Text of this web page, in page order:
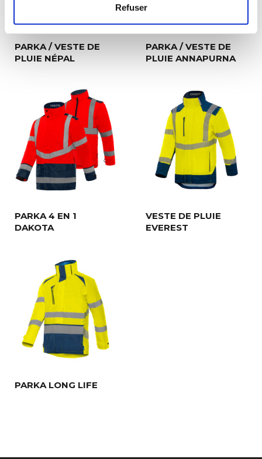
Refuser
PARKA / VESTE DE
PLUIE NÉPAL
PARKA / VESTE DE
PLUIE ANNAPURNA
PARKA 4 EN 1
DAKOTA
VESTE DE PLUIE
EVEREST
PARKA LONG LIFE